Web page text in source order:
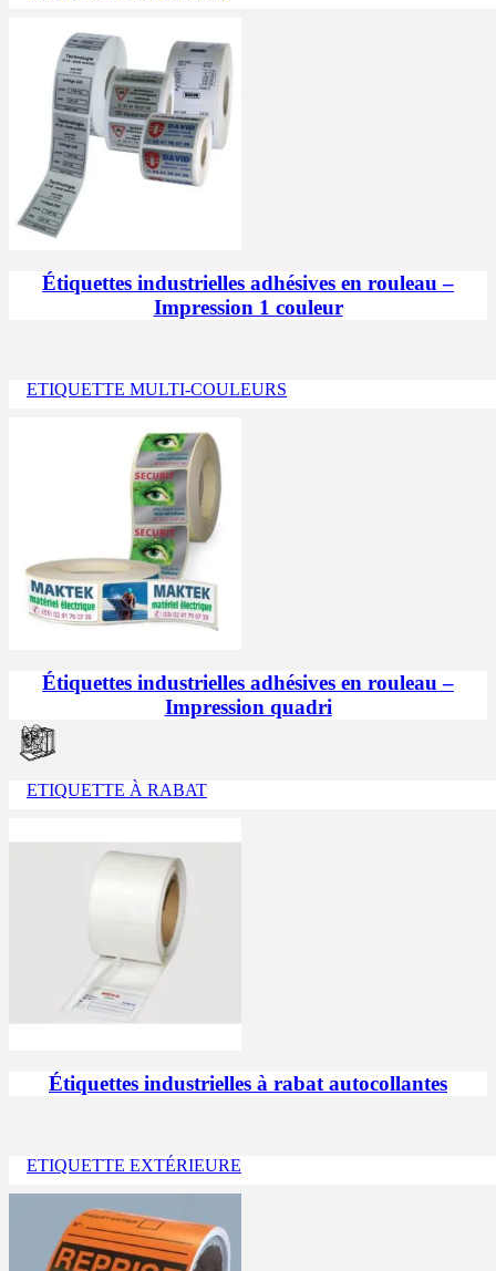
Étiquettes industrielles adhésives en rouleau –
Impression 1 couleur
ETIQUETTE MULTI-COULEURS
Étiquettes industrielles adhésives en rouleau –
Impression quadri
ETIQUETTE À RABAT
Étiquettes industrielles à rabat autocollantes
ETIQUETTE EXTÉRIEURE